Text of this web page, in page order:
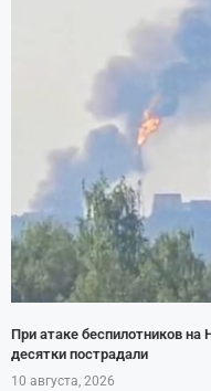
При атаке беспилотников на
десятки пострадали
10 августа, 2026